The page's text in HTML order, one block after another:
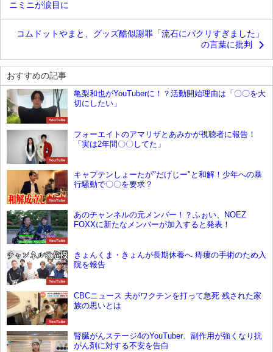
ニミニが涙目に
コムドットやまと、グッズ酷似謝罪「流石にパクリすぎました」
の言葉に批判
おすすめの記事
YouTube
亀梨和也がYouTuberに！？活動開始理由は「〇〇を大
切にしたい」
YouTube
フォーエイトのアマリザとあみかが視聴者に報告！
「実は2年間〇〇してた」
YouTube
キャプテンしょーたが"だげじー"と和解！少年への暴
行騒動で〇〇を要求？
YouTube
あのチャンネルの元メンバー！？ふぉい、NOEZ
FOXXに新たなメンバーが加入すると発表！
YouTube
きょんくま・きょんが長期休養へ 痔瘻の手術のため入
院を報告
YouTube
CBCニュース 夫がワクチンを打って急死 残された家
族の思いとは
腎臓がんステージ4のYouTuber、副作用が強くなり抗
がん剤に対する不安を告白